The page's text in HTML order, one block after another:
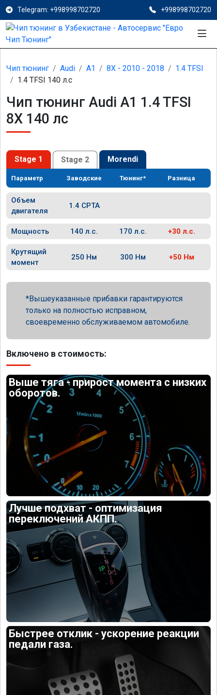
Telegram: +998998702720 +998998702720
Чип тюнинг Audi A1 8X - 2010 - 2018
1.4 TFSI
1.4 TFSI 140 л.с
Чип тюнинг Audi A1 1.4 TFSI
8X 140 лс
Stage 1 Stage 2 Morendi
Параметр Заводские Тюнинг* Разница
Объем
двигателя
1.4 CPTA
Мощность 140 л.с. 170 л.с. +30 л.с.
Крутящий
момент
250 Нм 300 Нм +50 Нм
Вышеуказанные прибавки гарантируются
только на полностью исправном,
своевременно обслуживаемом автомобиле.
Включено в стоимость:
Выше тяга - прирост момента с низких
оборотов.
Лучше подхват - оптимизация
переключений АКПП.
Быстрее отклик - ускорение реакции
педали газа.